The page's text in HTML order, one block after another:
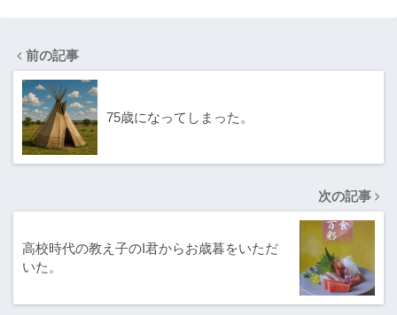
前の記事
75歳になってしまった。
次の記事
高校時代の教え子のI君からお歳暮をいただ
いた。